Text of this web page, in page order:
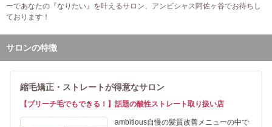
ーであなたの『なりたい』を叶えるサロン、アンビシャス阿佐ヶ谷でお待ちし
ております！
サロンの特徴
縮毛矯正・ストレートが得意なサロン
【ブリーチ毛でもできる！】話題の酸性ストレート取り扱い店
ambitious自慢の髪質改善メニューの中で